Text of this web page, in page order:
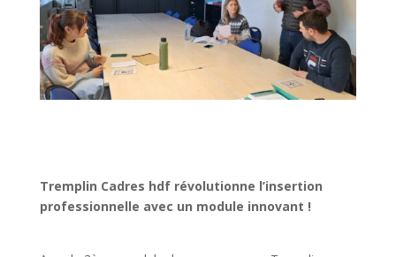
Tremplin Cadres hdf révolutionne l’insertion
professionnelle avec un module innovant !